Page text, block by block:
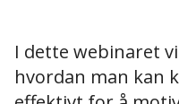
I dette webinaret
hvordan man kan